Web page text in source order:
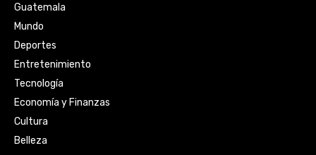
Guatemala
Mundo
Deportes
Entretenimiento
Tecnología
Economía y Finanzas
Cultura
Belleza